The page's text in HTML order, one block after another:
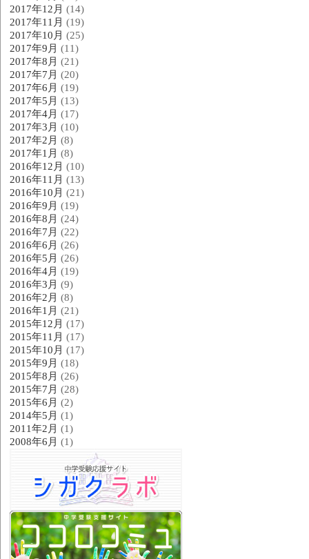
2017年12月 (14)
2017年11月 (19)
2017年10月 (25)
2017年9月 (11)
2017年8月 (21)
2017年7月 (20)
2017年6月 (19)
2017年5月 (13)
2017年4月 (17)
2017年3月 (10)
2017年2月 (8)
2017年1月 (8)
2016年12月 (10)
2016年11月 (13)
2016年10月 (21)
2016年9月 (19)
2016年8月 (24)
2016年7月 (22)
2016年6月 (26)
2016年5月 (26)
2016年4月 (19)
2016年3月 (9)
2016年2月 (8)
2016年1月 (21)
2015年12月 (17)
2015年11月 (17)
2015年10月 (17)
2015年9月 (18)
2015年8月 (26)
2015年7月 (28)
2015年6月 (2)
2014年5月 (1)
2011年2月 (1)
2008年6月 (1)